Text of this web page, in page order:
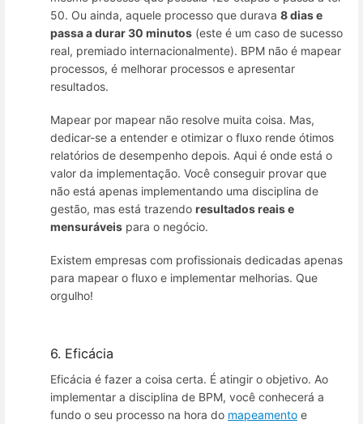
50. Ou ainda, aquele processo que durava 8 dias e
passa a durar 30 minutos (este é um caso de sucesso
real, premiado internacionalmente). BPM não é mapear
processos, é melhorar processos e apresentar
resultados.
Mapear por mapear não resolve muita coisa. Mas,
dedicar-se a entender e otimizar o fluxo rende ótimos
relatórios de desempenho depois. Aqui é onde está o
valor da implementação. Você conseguir provar que
não está apenas implementando uma disciplina de
gestão, mas está trazendo resultados reais e
mensuráveis para o negócio.
Existem empresas com profissionais dedicadas apenas
para mapear o fluxo e implementar melhorias. Que
orgulho!
6. Eficácia
Eficácia é fazer a coisa certa. É atingir o objetivo. Ao
implementar a disciplina de BPM, você conhecerá a
fundo o seu processo na hora do mapeamento e